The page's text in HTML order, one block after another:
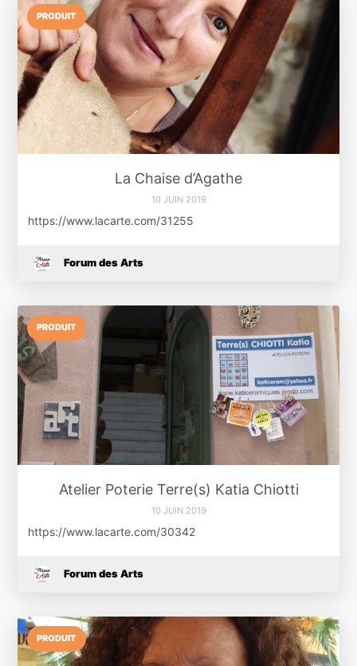
PRODUIT
La Chaise d’Agathe
10 JUIN 2019
https://www.lacarte.com/31255
Forum des Arts
PRODUIT
Atelier Poterie Terre(s) Katia Chiotti
10 JUIN 2019
https://www.lacarte.com/30342
Forum des Arts
PRODUIT